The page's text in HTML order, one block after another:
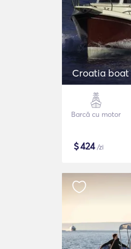
Croatia boat
Barcă cu motor
$424/zi